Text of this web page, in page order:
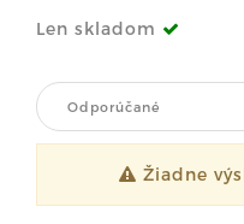
Len skladom
Odporúčané
Žiadne